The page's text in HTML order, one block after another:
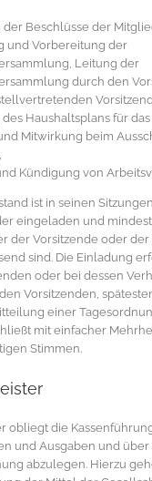
Beschlüsse der
und Vorbereitung der
Leitung der
durch den
Haushaltsplans für das
Mitwirkung beim
Kündigung von
ist in seinen
eingeladen und
der Vorsitzende oder
sind. Die Einladung
oder bei dessen
Vorsitzenden,
einer
mit einfacher
Stimmen.
obliegt die
und Ausgaben und über
abzulegen. Hierzu